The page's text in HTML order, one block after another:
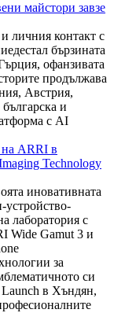
майстори завзе
личния контакт с
бързината
офанзивата
продължава
Австрия,
и
с AI
на ARRI в
Technology
иновативната
устройство-
лаборатория с
Wide Gamut 3 и
за
си
в Хъндян,